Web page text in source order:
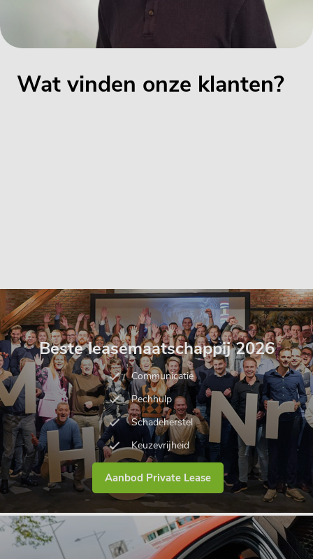
Wat vinden onze klanten?
Beste leasemaatschappij 2026
Communicatie
Pechhulp
Schadeherstel
Keuzevrijheid
Aanbod Private Lease